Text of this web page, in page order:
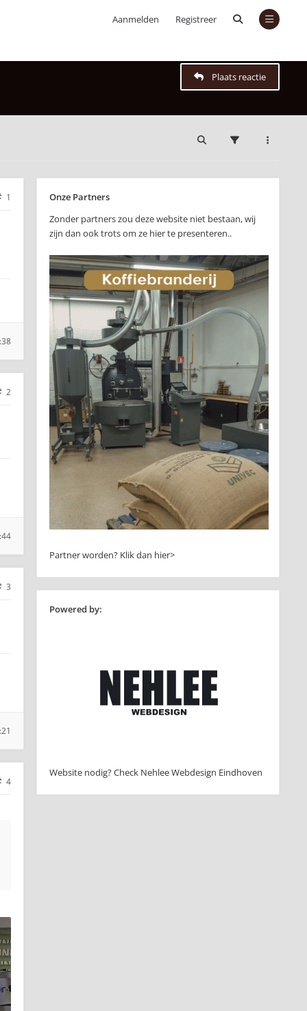
Aanmelden Registreer
Plaats reactie
1
2
3
4
Onze Partners
Zonder partners zou deze website niet bestaan, wij
zijn dan ook trots om ze hier te presenteren..
Partner worden? Klik dan hier>
Powered by:
Website nodig? Check Nehlee Webdesign Eindhoven